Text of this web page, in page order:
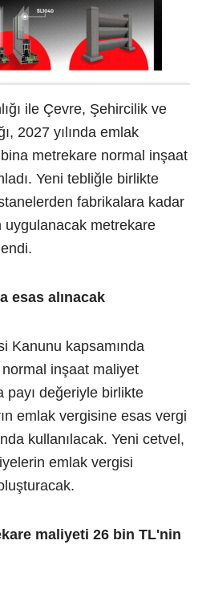
ile Çevre, Şehircilik ve
2027 yılında emlak
metrekare normal inşaat
Yeni tebliğle birlikte
fabrikalara kadar
uygulanacak metrekare
esas alınacak
Kanunu kapsamında
inşaat maliyet
payı değeriyle birlikte
emlak vergisine esas vergi
kullanılacak. Yeni cetvel,
emlak vergisi
maliyeti 26 bin TL'nin